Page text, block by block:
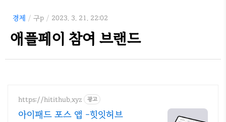
경제 / 구p / 2023. 3. 21. 22:02
애플페이 참여 브랜드
https://hitithub.xyz 광고
아이패드 포스 앱 -힛잇허브